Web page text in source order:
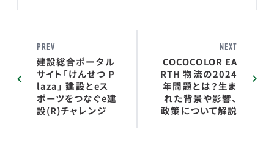
PREV
建設総合ポータル
サイト「けんせつ P
laza」 建設とeス
ポーツをつなぐe建
設(R)チャレンジ
NEXT
COCOCOLOR EA
RTH 物流の2024
年問題とは？生ま
れた背景や影響、
政策について解説